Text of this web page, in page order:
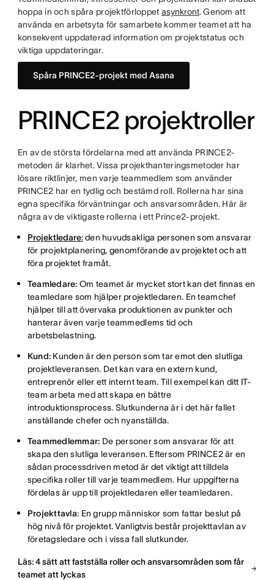
hoppa in och spåra projektförloppet asynkront. Genom att
använda en arbetsyta för samarbete kommer teamet att ha
konsekvent uppdaterad information om projektstatus och
viktiga uppdateringar.
Spåra PRINCE2-projekt med Asana
PRINCE2 projektroller
En av de största fördelarna med att använda PRINCE2-
metoden är klarhet. Vissa projekthanteringsmetoder har
lösare riktlinjer, men varje teammedlem som använder
PRINCE2 har en tydlig och bestämd roll. Rollerna har sina
egna specifika förväntningar och ansvarsområden. Här är
några av de viktigaste rollerna i ett Prince2-projekt.
Projektledare:den huvudsakliga personen som ansvarar
för projektplanering, genomförande av projektet och att
föra projektet framåt.
Teamledare: Om teamet är mycket stort kan det finnas en
teamledare som hjälper projektledaren. En teamchef
hjälper till att övervaka produktionen av punkter och
hanterar även varje teammedlems tid och
arbetsbelastning.
Kund: Kunden är den person som tar emot den slutliga
projektleveransen. Det kan vara en extern kund,
entreprenör eller ett internt team. Till exempel kan ditt IT-
team arbeta med att skapa en bättre
introduktionsprocess. Slutkunderna är i det här fallet
anställande chefer och nyanställda.
Teammedlemmar: De personer som ansvarar för att
skapa den slutliga leveransen. Eftersom PRINCE2 är en
sådan processdriven metod är det viktigt att tilldela
specifika roller till varje teammedlem. Hur uppgifterna
fördelas är upp till projektledaren eller teamledaren.
Projekttavla: En grupp människor som fattar beslut på
hög nivå för projektet. Vanligtvis består projekttavlan av
företagsledare och i vissa fall slutkunder.
Läs: 4 sätt att fastställa roller och ansvarsområden som får
teamet att lyckas